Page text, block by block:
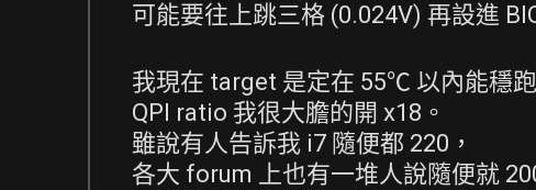
可能要往上跳三格 (0.024V) 再設進
我現在 target 是定在 55℃ 以內能穩跑
QPI ratio 我很大膽的開 x18。
雖說有人告訴我 i7 隨便都 220，
各大 forum 上也有一堆人說隨便就